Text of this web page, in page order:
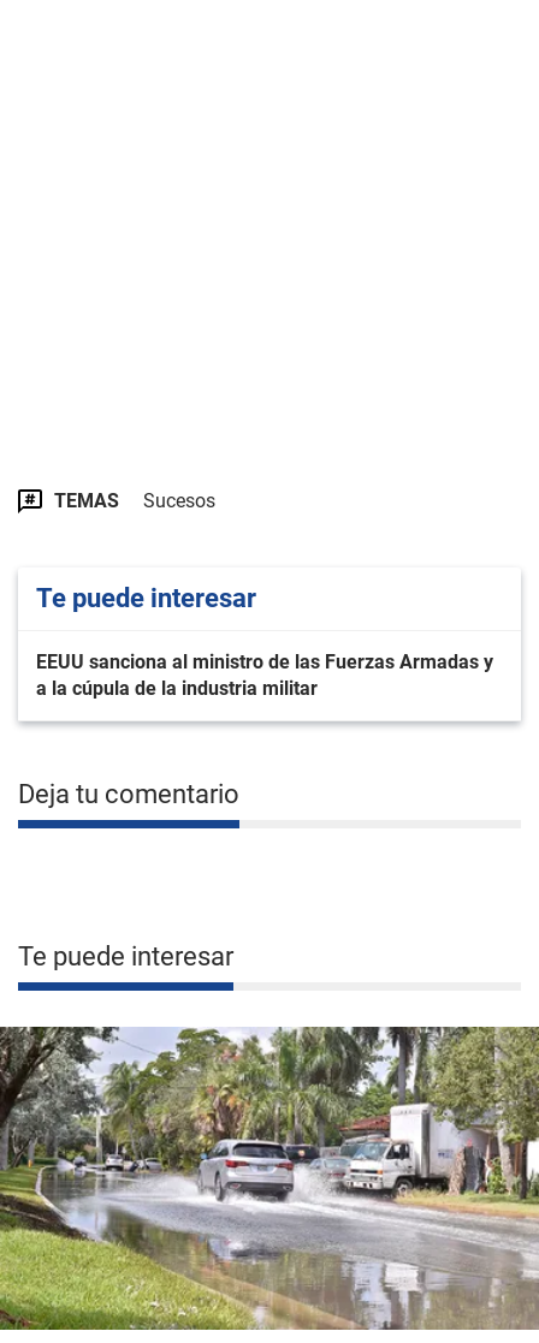
TEMAS Sucesos
Te puede interesar
EEUU sanciona al ministro de las Fuerzas Armadas y
a la cúpula de la industria militar
Deja tu comentario
Te puede interesar